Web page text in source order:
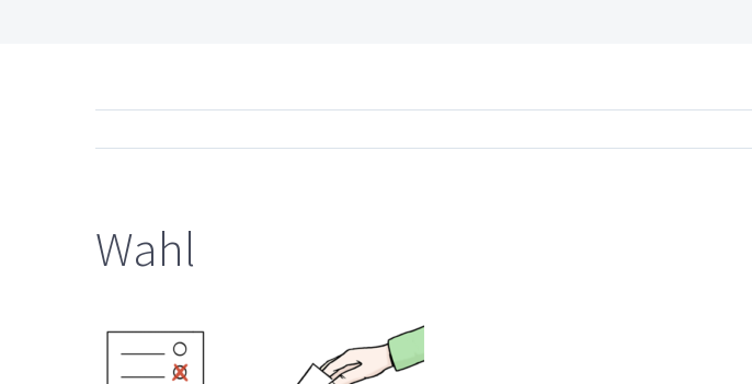
Wahl